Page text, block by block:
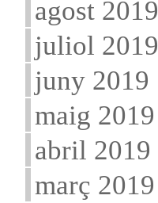
agost 2019
juliol 2019
juny 2019
maig 2019
abril 2019
març 2019